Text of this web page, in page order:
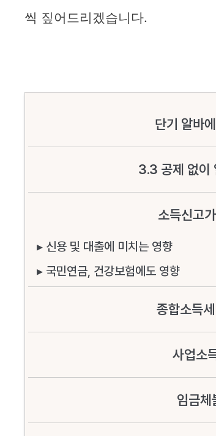
씩 짚어드리겠습니다.
단기 알바
3.3 공제 없이
소득신고
▸ 신용 및 대출에 미치는 영향
▸ 국민연금, 건강보험에도 영향
종합소득
사업소
임금체